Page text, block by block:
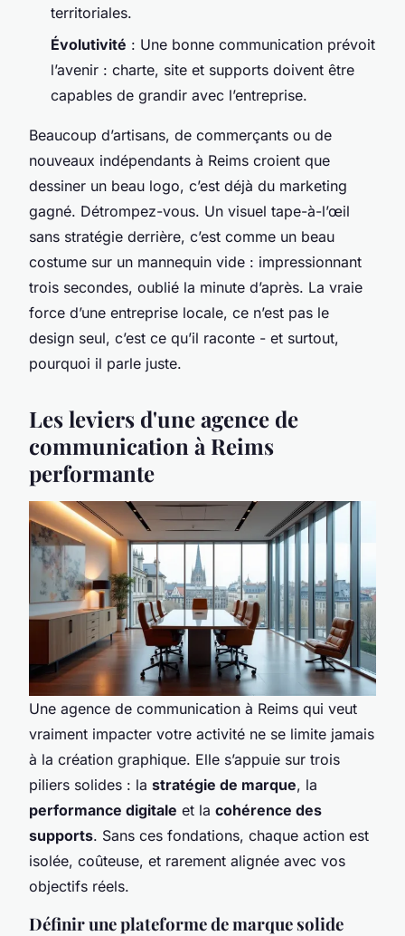
territoriales.
Évolutivité : Une bonne communication prévoit
l’avenir : charte, site et supports doivent être
capables de grandir avec l’entreprise.
Beaucoup d’artisans, de commerçants ou de
nouveaux indépendants à Reims croient que
dessiner un beau logo, c’est déjà du marketing
gagné. Détrompez-vous. Un visuel tape-à-l’œil
sans stratégie derrière, c’est comme un beau
costume sur un mannequin vide : impressionnant
trois secondes, oublié la minute d’après. La vraie
force d’une entreprise locale, ce n’est pas le
design seul, c’est ce qu’il raconte - et surtout,
pourquoi il parle juste.
Les leviers d'une agence de
communication à Reims
performante
Une agence de communication à Reims qui veut
vraiment impacter votre activité ne se limite jamais
à la création graphique. Elle s’appuie sur trois
piliers solides : la stratégie de marque, la
performance digitale et la cohérence des
supports. Sans ces fondations, chaque action est
isolée, coûteuse, et rarement alignée avec vos
objectifs réels.
Définir une plateforme de marque solide